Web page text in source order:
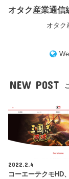
オタク産業通信
オタク
NEW POST
2022.2.4
コーエーテクモHD